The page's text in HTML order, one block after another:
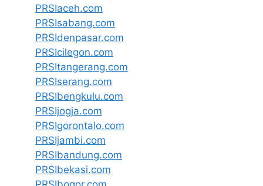
PRSIaceh.com
PRSIsabang.com
PRSIdenpasar.com
PRSIcilegon.com
PRSItangerang.com
PRSIserang.com
PRSIbengkulu.com
PRSIjogja.com
PRSIgorontalo.com
PRSIjambi.com
PRSIbandung.com
PRSIbekasi.com